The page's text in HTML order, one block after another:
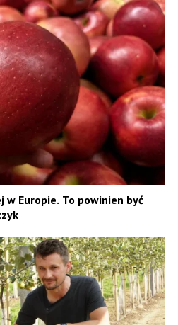
w Europie. To powinien być